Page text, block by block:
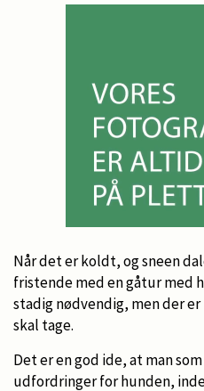
Når det er koldt, og sneen
fristende med en gåtur med
stadig nødvendig, men der
skal tage.
Det er en god ide, at man
udfordringer for hunden,